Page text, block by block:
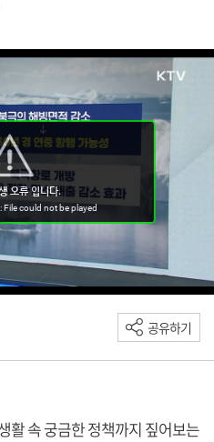
공유하기
활 속 궁금한 정책까지 짚어보는